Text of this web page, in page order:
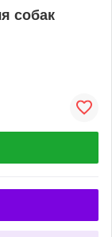
собак